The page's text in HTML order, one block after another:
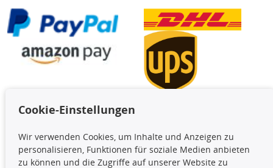
Die hier angezeigten Daten,
insbesondere die gesamte Datenbank,
Cookie-Einstellungen
Wir verwenden Cookies, um Inhalte und Anzeigen zu
personalisieren, Funktionen für soziale Medien anbieten
zu können und die Zugriffe auf unserer Website zu